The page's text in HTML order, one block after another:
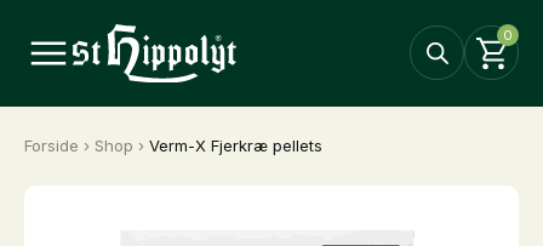
0
Forside › Shop › Verm-X Fjerkræ pellets